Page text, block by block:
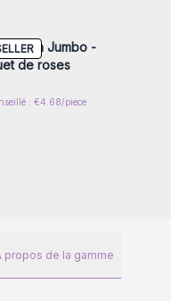
bain Jumbo -
de roses
: €4.68/piece
propos de la gamme